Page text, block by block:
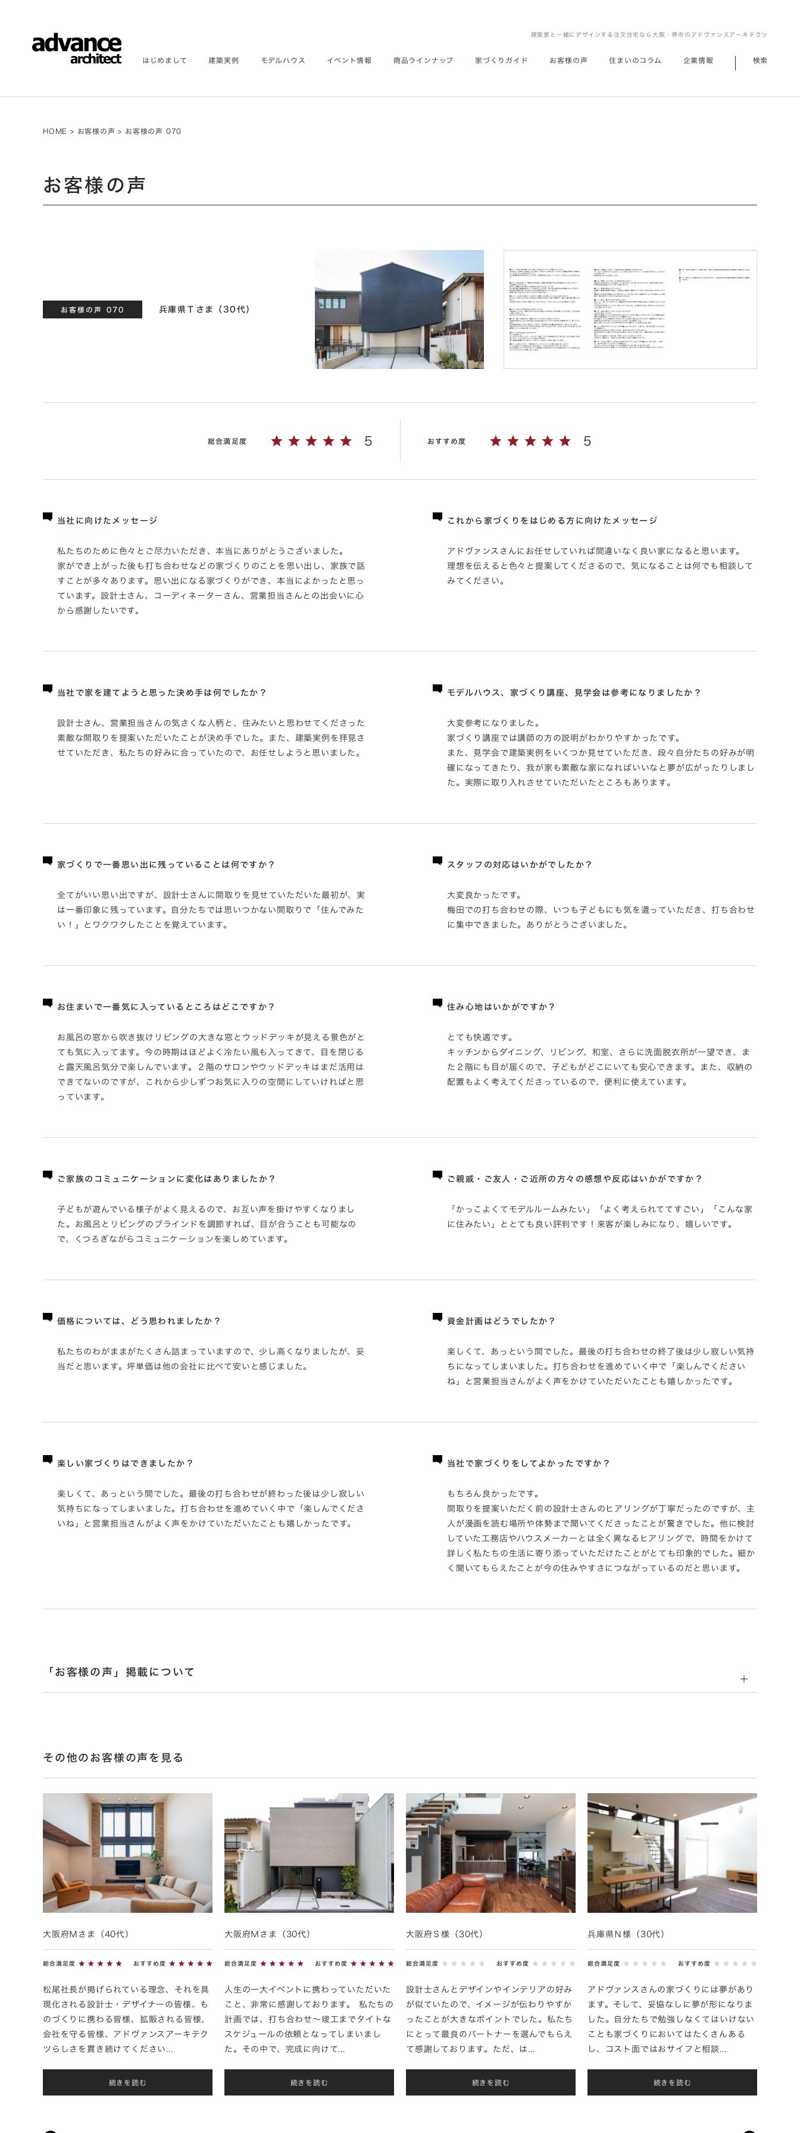
建築家と一緒にデザインする注文住宅なら大阪・堺市のアドヴァンスアーキテクツ
はじめまして 建築実例 モデルハウス イベント情報 商品ラインナップ 家づくりガイド お客様の声 住まいのコラム 企業情報 検索
HOME > お客様の声 > お客様の声 070
お客様の声
お客様の声 070 兵庫県Ｔさま（30代）
総合満足度 5 おすすめ度 5
当社に向けたメッセージ
私たちのために色々とご尽力いただき、本当にありがとうございました。
家ができ上がった後も打ち合わせなどの家づくりのことを思い出し、家族で話
すことが多々あります。思い出になる家づくりができ、本当によかったと思っ
ています。設計士さん、コーディネーターさん、営業担当さんとの出会いに心
から感謝したいです。
これから家づくりをはじめる方に向けたメッセージ
アドヴァンスさんにお任せしていれば間違いなく良い家になると思います。
理想を伝えると色々と提案してくださるので、気になることは何でも相談して
みてください。
当社で家を建てようと思った決め手は何でしたか？
設計士さん、営業担当さんの気さくな人柄と、住みたいと思わせてくださった
素敵な間取りを提案いただいたことが決め手でした。また、建築実例を拝見さ
せていただき、私たちの好みに合っていたので、お任せしようと思いました。
モデルハウス、家づくり講座、見学会は参考になりましたか？
大変参考になりました。
家づくり講座では講師の方の説明がわかりやすかったです。
また、見学会で建築実例をいくつか見せていただき、段々自分たちの好みが明
確になってきたり、我が家も素敵な家になればいいなと夢が広がったりしまし
た。実際に取り入れさせていただいたところもあります。
家づくりで一番思い出に残っていることは何ですか？
全てがいい思い出ですが、設計士さんに間取りを見せていただいた最初が、実
は一番印象に残っています。自分たちでは思いつかない間取りで「住んでみた
い！」とワクワクしたことを覚えています。
スタッフの対応はいかがでしたか？
大変良かったです。
梅田での打ち合わせの際、いつも子どもにも気を遣っていただき、打ち合わせ
に集中できました。ありがとうございました。
お住まいで一番気に入っているところはどこですか？
お風呂の窓から吹き抜けリビングの大きな窓とウッドデッキが見える景色がと
ても気に入ってます。今の時期はほどよく冷たい風も入ってきて、目を閉じる
と露天風呂気分で楽しんでいます。２階のサロンやウッドデッキはまだ活用は
できてないのですが、これから少しずつお気に入りの空間にしていければと思
っています。
住み心地はいかがですか？
とても快適です。
キッチンからダイニング、リビング、和室、さらに洗面脱衣所が一望でき、ま
た２階にも目が届くので、子どもがどこにいても安心できます。また、収納の
配置もよく考えてくださっているので、便利に使えています。
ご家族のコミュニケーションに変化はありましたか？
子どもが遊んでいる様子がよく見えるので、お互い声を掛けやすくなりまし
た。お風呂とリビングのブラインドを調節すれば、目が合うことも可能なの
で、くつろぎながらコミュニケーションを楽しめています。
ご親戚・ご友人・ご近所の方々の感想や反応はいかがですか？
「かっこよくてモデルルームみたい」「よく考えられててすごい」「こんな家
に住みたい」ととても良い評判です！来客が楽しみになり、嬉しいです。
価格については、どう思われましたか？
私たちのわがままがたくさん詰まっていますので、少し高くなりましたが、妥
当だと思います。坪単価は他の会社に比べて安いと感じました。
資金計画はどうでしたか？
楽しくて、あっという間でした。最後の打ち合わせの終了後は少し寂しい気持
ちになってしまいました。打ち合わせを進めていく中で「楽しんでください
ね」と営業担当さんがよく声をかけていただいたことも嬉しかったです。
楽しい家づくりはできましたか？
楽しくて、あっという間でした。最後の打ち合わせが終わった後は少し寂しい
気持ちになってしまいました。打ち合わせを進めていく中で「楽しんでくださ
いね」と営業担当さんがよく声をかけていただいたことも嬉しかったです。
当社で家づくりをしてよかったですか？
もちろん良かったです。
間取りを提案いただく前の設計士さんのヒアリングが丁寧だったのですが、主
人が漫画を読む場所や体勢まで聞いてくださったことが驚きでした。他に検討
していた工務店やハウスメーカーとは全く異なるヒアリングで、時間をかけて
詳しく私たちの生活に寄り添っていただけたことがとても印象的でした。細か
く聞いてもらえたことが今の住みやすさにつながっているのだと思います。
「お客様の声」掲載について
その他のお客様の声を見る
大阪府Ｍさま（40代）
総合満足度 おすすめ度
松尾社長が掲げられている理念、それを具
現化される設計士・デザイナーの皆様、も
のづくりに携わる皆様、拡販される皆様、
会社を守る皆様、アドヴァンスアーキテク
ツらしさを貫き続けてください...
続きを読む
大阪府Ｍさま（30代）
総合満足度 おすすめ度
人生の一大イベントに携わっていただいた
こと、非常に感謝しております。 私たちの
計画では、打ち合わせ〜竣工までタイトな
スケジュールの依頼となってしまいまし
た。その中で、完成に向けて...
続きを読む
大阪府Ｓ様（30代）
総合満足度 おすすめ度
設計士さんとデザインやインテリアの好み
が似ていたので、イメージが伝わりやすか
ったことが大きなポイントでした。私たち
にとって最良のパートナーを選んでもらえ
て感謝しております。ただ、は...
続きを読む
兵庫県Ｎ様（30代）
総合満足度 おすすめ度
アドヴァンスさんの家づくりには夢があり
ます。そして、妥協なしに夢が形になりま
した。自分たちで勉強しなくてはいけない
ことも家づくりにおいてはたくさんある
し、コスト面ではおサイフと相談...
続きを読む